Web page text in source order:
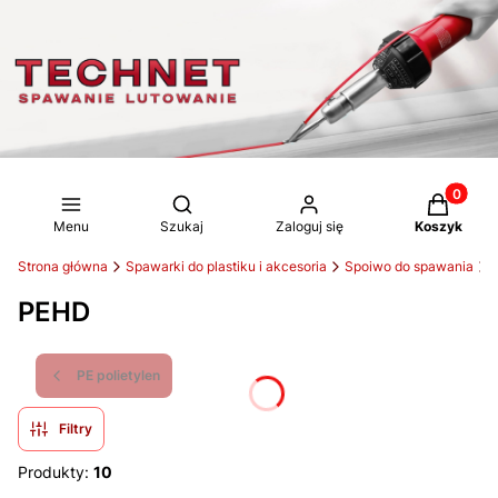
Menu
Otwórz wyszukiwarkę
Szukaj Zaloguj się Koszyk
Strona główna Spawarki do plastiku i akcesoria Spoiwo do spawania
PEHD
PE polietylen
Filtry
Produkty: 10